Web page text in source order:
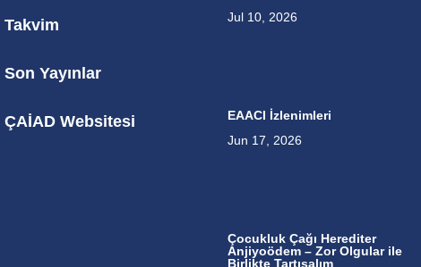
Takvim
Son Yayınlar
ÇAİAD Websitesi
Jul 10, 2026
EAACI İzlenimleri
Jun 17, 2026
Çocukluk Çağı Herediter
Anjiyoödem – Zor Olgular ile
Birlikte Tartışalım